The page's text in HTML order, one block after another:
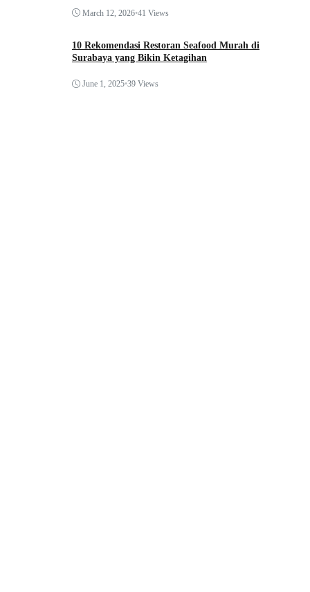
March 12, 2026•41 Views
10 Rekomendasi Restoran Seafood Murah di
Surabaya yang Bikin Ketagihan
June 1, 2025•39 Views